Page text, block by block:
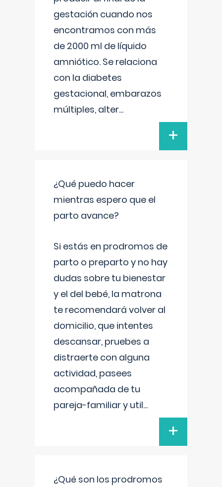
gestación cuando nos
encontramos con más
de 2000 ml de líquido
amniótico. Se relaciona
con la diabetes
gestacional, embarazos
múltiples, alter...
+
¿Qué puedo hacer
mientras espero que el
parto avance?
Si estás en prodromos de
parto o preparto y no hay
dudas sobre tu bienestar
y el del bebé, la matrona
te recomendará volver al
domicilio, que intentes
descansar, pruebes a
distraerte con alguna
actividad, pasees
acompañada de tu
pareja-familiar y util...
+
¿Qué son los prodromos